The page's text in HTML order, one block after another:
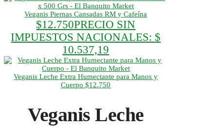
Veganis Piernas Cansadas RM y Cafeína
$12.750PRECIO SIN
IMPUESTOS NACIONALES: $
10.537,19
Veganis Leche Extra Humectante para Manos y
Cuerpo $12.750
Veganis Leche